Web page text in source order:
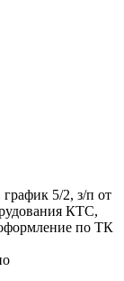
5/2, з/п от
КТС,
по ТК